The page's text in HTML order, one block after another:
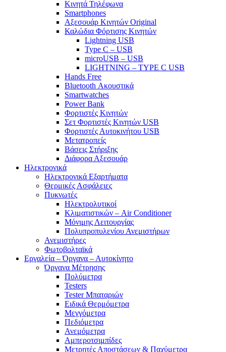
Κινητά Τηλέφωνα
Smartphones
Αξεσουάρ Κινητών Original
Καλώδια Φόρτισης Κινητών
Lightning USB
Type C – USB
microUSB – USB
LIGHTNING – TYPE C USB
Hands Free
Bluetooth Ακουστικά
Smartwatches
Power Bank
Φορτιστές Κινητών
Σετ Φορτιστές Κινητών USB
Φορτιστές Αυτοκινήτου USB
Μετατροπείς
Βάσεις Στήριξης
Διάφορα Αξεσουάρ
Ηλεκτρονικά
Ηλεκτρονικά Εξαρτήματα
Θερμικές Ασφάλειες
Πυκνωτές
Ηλεκτρολυτικοί
Κλιματιστικών – Air Conditioner
Μόνιμης Λειτουργίας
Πολυπροπυλενίου Ανεμιστήρων
Ανεμιστήρες
Φωτοβολταϊκά
Εργαλεία – Όργανα – Αυτοκίνητο
Όργανα Μέτρησης
Πολύμετρα
Testers
Tester Μπαταριών
Ειδικά Θερμόμετρα
Μεγγόμετρα
Πεδιόμετρα
Ανεμόμετρα
Αμπεροτσιμπίδες
Μετρητές Αποστάσεων & Παχύμετρα